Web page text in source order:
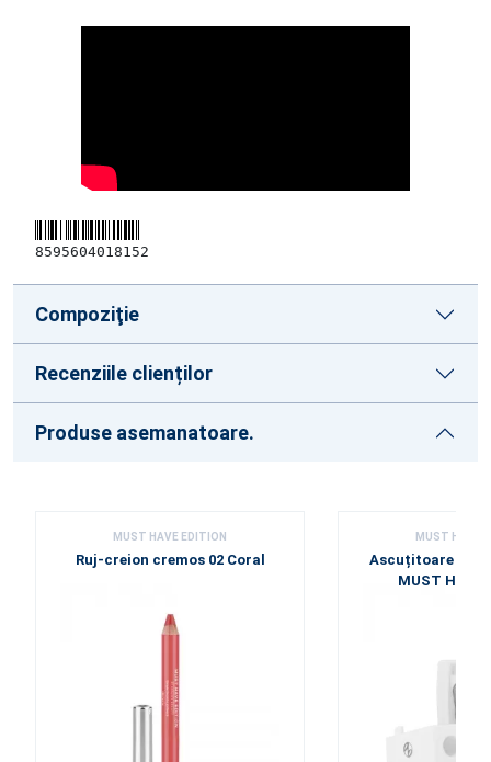
8595604018152
Compoziţie
Recenziile clienților
Produse asemanatoare.
MUST HAVE EDITION
Ruj-creion cremos 02 Coral
MUST HAVE
Ascuțitoare
MUST HAVE